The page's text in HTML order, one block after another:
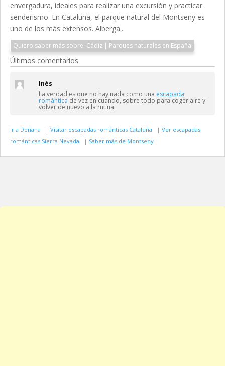
envergadura, ideales para realizar una excursión y practicar
senderismo. En Cataluña, el parque natural del Montseny es
uno de los más extensos. Alberga...
Quiero saber más sobre: Cádiz | Parques naturales en España
Últimos comentarios
Inés
La verdad es que no hay nada como una escapada
romántica de vez en cuando, sobre todo para coger aire y
volver de nuevo a la rutina.
Ir a Doñana | Visitar escapadas románticas Cataluña | Ver escapadas
románticas Sierra Nevada
| Saber más de Montseny